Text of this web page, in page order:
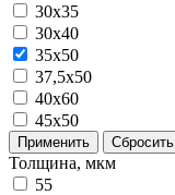
30x35
30x40
35x50
37,5х50
40x60
45х50
Применить Сбросить
Толщина, мкм
55